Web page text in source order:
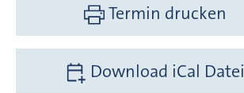
Termin drucken
Download iCal Datei